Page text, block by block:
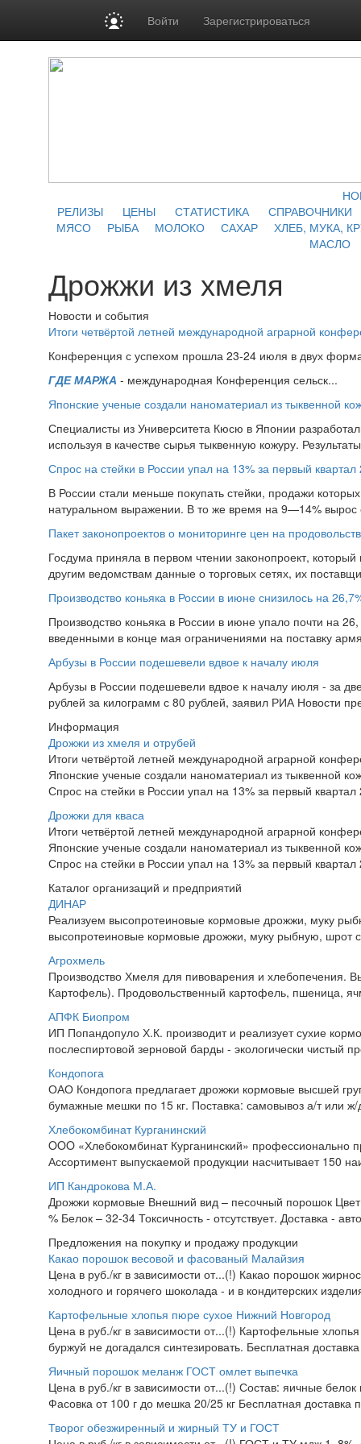
Войти Зарегистрироваться
РЕЛИЗЫ
ЦЕНЫ СТАТИСТИКА
СПРАВОЧНИКИ
МЯСО
РЫБА МОЛОКО САХАР
ХЛЕБ, МУКА,
МАСЛО
Дрожжи из хмеля
Новости и события
Итоги четвёртой летней международной аграрной
Конференция с успехом прошла 23-24 июля в двух
ГДЕ МАРЖА - международная Конференция сельск...
Японские ученые создали наноматериал из тыквенной
Специалисты из Университета Кюсю в Японии
используя в качестве сырья тыквенную кожуру.
Спрос на стейки в России упал на 13% за первый квартал
В России стали меньше покупать стейки, продажи
натуральном выражении. В то же время на 9—14%
Пакет законопроектов о мониторинге цен на
Госдума приняла в первом чтении законопроект,
другим ведомствам данные о торговых сетях, их
Производство коньяка в России в июне снизилось на
Производство коньяка в России в июне упало почти на
введенными в конце мая ограничениями на поставку
Арбузы в России подешевели вдвое к началу июля
Арбузы в России подешевели вдвое к началу июля - за
рублей за килограмм с 80 рублей, заявил РИА Новости
Информация
Дрожжи из хмеля и отрубей
Итоги четвёртой летней международной аграрной
Японские ученые создали наноматериал из тыквенной
Спрос на стейки в России упал на 13% за первый квартал
Дрожжи для кваса
Итоги четвёртой летней международной аграрной
Японские ученые создали наноматериал из тыквенной
Спрос на стейки в России упал на 13% за первый квартал
Каталог организаций и предприятий
ДИНАР
Реализуем высопротеиновые кормовые дрожжи, муку
высопротеиновые кормовые дрожжи, муку рыбную, шрот
Агрохмель
Производство Хмеля для пивоварения и хлебопечения.
Картофель). Продовольственный картофель, пшеница,
АПФК Биопром
ИП Попандопуло Х.К. производит и реализует сухие
послеспиртовой зерновой барды - экологически чистый
Кондопога
ОАО Кондопога предлагает дрожжи кормовые высшей
бумажные мешки по 15 кг. Поставка: самовывоз а/т или
Хлебокомбинат Курганинский
OOO «Хлебокомбинат Курганинский» профессионально
Ассортимент выпускаемой продукции насчитывает 150
ИП Кандрокова М.А.
Дрожжи кормовые Внешний вид – песочный порошок
% Белок – 32-34 Токсичность - отсутствует. Доставка -
Предложения на покупку и продажу продукции
Какао порошок весовой и фасованый Малайзия
Цена в руб./кг в зависимости от...(!) Какао порошок
холодного и горячего шоколада - и в кондитерских
Картофельные хлопья пюре сухое Нижний Новгород
Цена в руб./кг в зависимости от...(!) Картофельные
буржуй не догадался синтезировать. Бесплатная
Яичный порошок меланж ГОСТ омлет выпечка
Цена в руб./кг в зависимости от...(!) Состав: яичные
Фасовка от 100 г до мешка 20/25 кг Бесплатная
Творог обезжиренный и жирный ТУ и ГОСТ